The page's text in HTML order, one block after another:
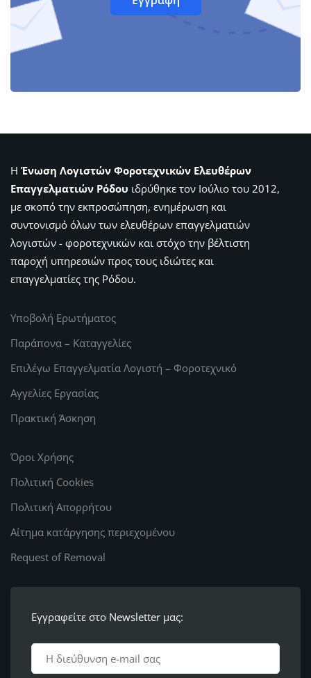
Η Ένωση Λογιστών Φοροτεχνικών Ελευθέρων
Επαγγελματιών Ρόδου ιδρύθηκε τον Ιούλιο του 2012,
με σκοπό την εκπροσώπηση, ενημέρωση και
συντονισμό όλων των ελευθέρων επαγγελματιών
λογιστών - φοροτεχνικών και στόχο την βέλτιστη
παροχή υπηρεσιών προς τους ιδιώτες και
επαγγελματίες της Ρόδου.
Υποβολή Ερωτήματος
Παράπονα – Καταγγελίες
Επιλέγω Επαγγελματία Λογιστή – Φοροτεχνικό
Αγγελίες Εργασίας
Πρακτική Άσκηση
Όροι Χρήσης
Πολιτική Cookies
Πολιτική Απορρήτου
Αίτημα κατάργησης περιεχομένου
Request of Removal
Εγγραφείτε στο Newsletter μας: